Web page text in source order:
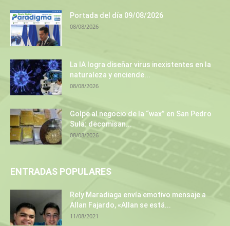
Portada del día 09/08/2026
08/08/2026
La IA logra diseñar virus inexistentes en la
naturaleza y enciende...
08/08/2026
Golpe al negocio de la “wax” en San Pedro
Sula: decomisan...
08/08/2026
ENTRADAS POPULARES
Rely Maradiaga envía emotivo mensaje a
Allan Fajardo, «Allan se está...
11/08/2021